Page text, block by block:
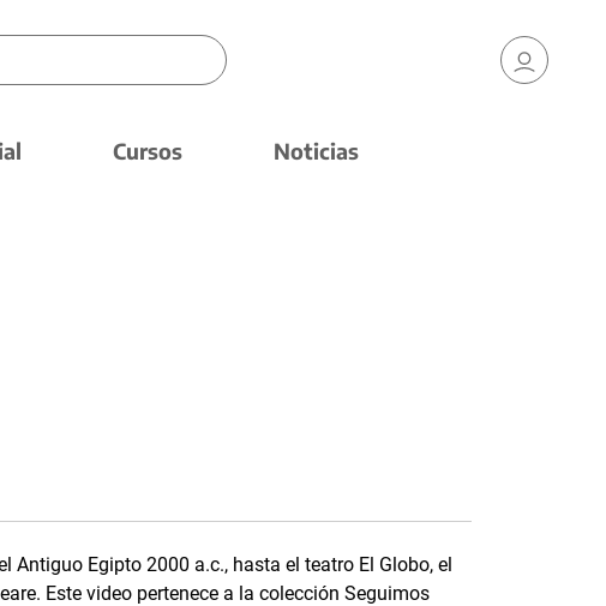
Cursos Noticias
Antiguo Egipto 2000 a.c., hasta el teatro El Globo, el
Este video pertenece a la colección Seguimos